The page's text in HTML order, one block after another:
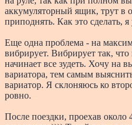
аккумуляторный ящик, трут в
приподнять. Как это сделать,
Еще одна проблема - на
вибрирует. Вибрирует так,
начинает все зудеть. Хочу на
вариатора, тем самым
вариатор. Я склоняюсь ко
ровно.
После поездки, проехав около